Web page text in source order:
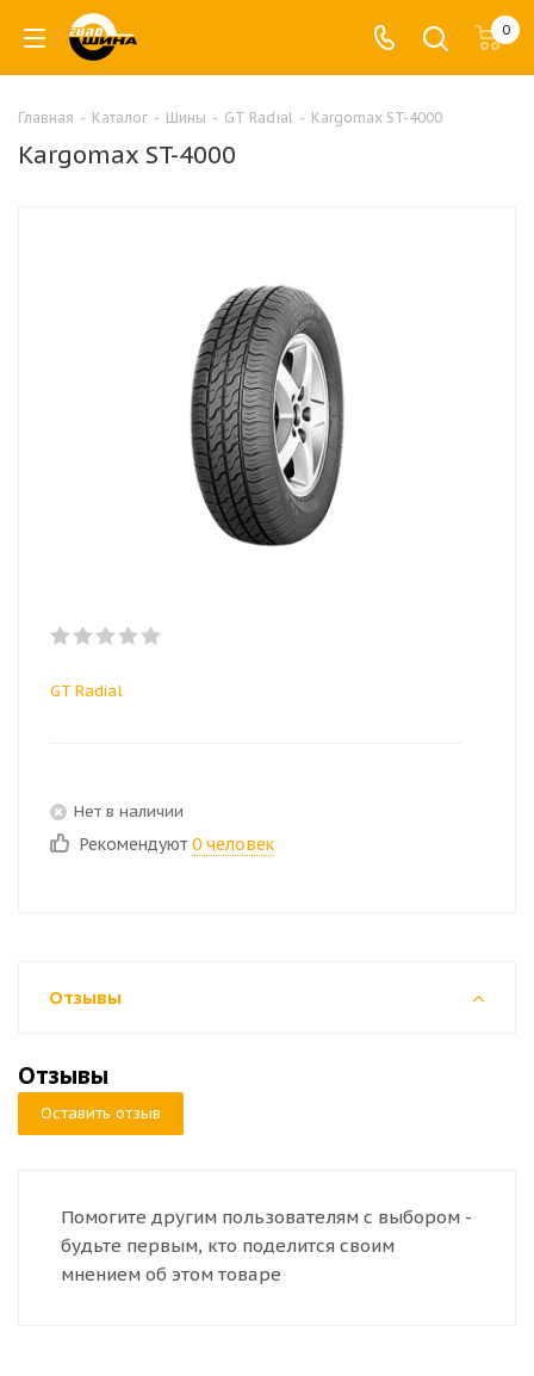
0
Главная - Каталог - Шины - GT Radial - Kargomax ST-4000
Kargomax ST-4000
GT Radial
Нет в наличии
Рекомендуют 0 человек
Отзывы
Отзывы
Оставить отзыв
Помогите другим пользователям с выбором -
будьте первым, кто поделится своим
мнением об этом товаре